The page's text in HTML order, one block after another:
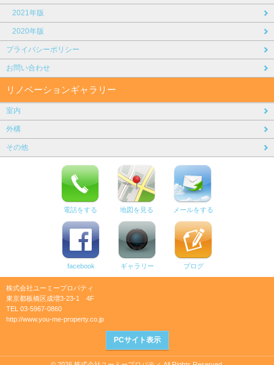
2021年版
2020年版
プライバシーポリシー
お問い合わせ
リノベーションギャラリー
室内
外構
その他
電話をする 地図を見る メールをする
facebook ギャラリー ブログ
株式会社ユーミープロパティ
東京都板橋区成増3-23-1 4F
TEL 03-5967-0860
http://www.you-me-property.co.jp
PCサイト表示